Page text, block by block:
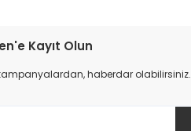
Kayıt Olun
haberdar olabilirsiniz.